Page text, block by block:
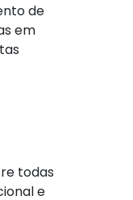
de
em
todas
e